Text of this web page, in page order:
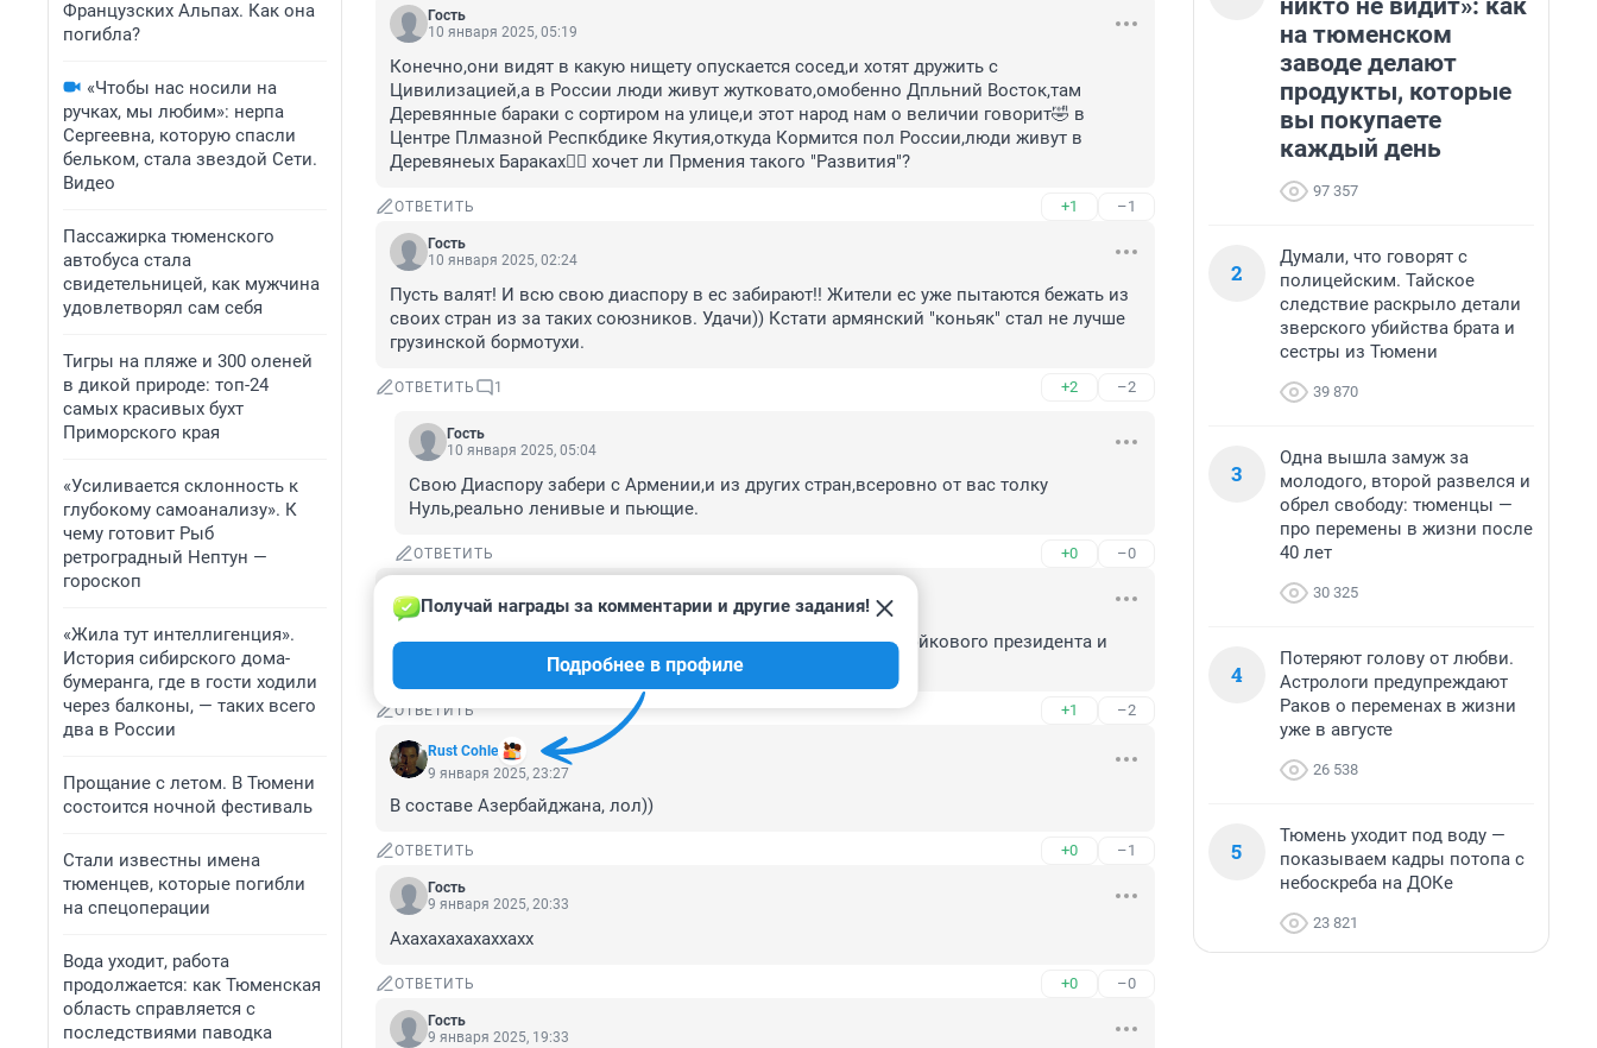
Французских Альпах. Как она
погибла?
«Чтобы нас носили на
ручках, мы любим»: нерпа
Сергеевна, которую спасли
бельком, стала звездой Сети.
Видео
Пассажирка тюменского
автобуса стала
свидетельницей, как мужчина
удовлетворял сам себя
Тигры на пляже и 300 оленей
в дикой природе: топ-24
самых красивых бухт
Приморского края
«Усиливается склонность к
глубокому самоанализу». К
чему готовит Рыб
ретроградный Нептун —
гороскоп
«Жила тут интеллигенция».
История сибирского дома-
бумеранга, где в гости ходили
через балконы, — таких всего
два в России
Прощание с летом. В Тюмени
состоится ночной фестиваль
Стали известны имена
тюменцев, которые погибли
на спецоперации
Вода уходит, работа
продолжается: как Тюменская
область справляется с
последствиями паводка
Гость
10 января 2025, 05:19
Конечно,они видят в какую нищету опускается сосед,и хотят дружить с
Цивилизацией,а в России люди живут жутковато,омобенно Дпльний Восток,там
Деревянные бараки с сортиром на улице,и этот народ нам о величии говорит🤣 в
Центре Плмазной Респкбдике Якутия,откуда Кормится пол России,люди живут в
Деревянеых Бараках🤦‍♂️ хочет ли Прмения такого "Развития"?
ОТВЕТИТЬ +1 –1
Гость
10 января 2025, 02:24
Пусть валят! И всю свою диаспору в ес забирают!! Жители ес уже пытаются бежать из
своих стран из за таких союзников. Удачи)) Кстати армянский "коньяк" стал не лучше
грузинской бормотухи.
ОТВЕТИТЬ 1 +2 –2
Гость
10 января 2025, 05:04
Свою Диаспору забери с Армении,и из других стран,всеровно от вас толку
Нуль,реально ленивые и пьющие.
ОТВЕТИТЬ +0 –0
10 января 2025, 00:08
надеюсь в Грузии свергнут нелегитимное правительство и фэйкового президента и
она тоже вступит уже наконец в ЕС
ОТВЕТИТЬ +1 –2
Rust Cohle
Получай награды за комментарии и другие задания!
Подробнее в профиле
9 января 2025, 23:27
В составе Азербайджана, лол))
ОТВЕТИТЬ +0 –1
Гость
9 января 2025, 20:33
Ахахахахахаххахх
ОТВЕТИТЬ +0 –0
Гость
9 января 2025, 19:33
никто не видит»: как
на тюменском
заводе делают
продукты, которые
вы покупаете
каждый день
97 357
2
Думали, что говорят с
полицейским. Тайское
следствие раскрыло детали
зверского убийства брата и
сестры из Тюмени
39 870
3
Одна вышла замуж за
молодого, второй развелся и
обрел свободу: тюменцы —
про перемены в жизни после
40 лет
30 325
4
Потеряют голову от любви.
Астрологи предупреждают
Раков о переменах в жизни
уже в августе
26 538
5
Тюмень уходит под воду —
показываем кадры потопа с
небоскреба на ДОКе
23 821